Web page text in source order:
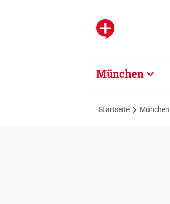
München
Startseite München